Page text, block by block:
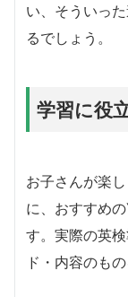
い、そういっ
るでしょう。
学習に役
お子さんが楽
に、おすすめ
す。実際の英
ド・内容のも